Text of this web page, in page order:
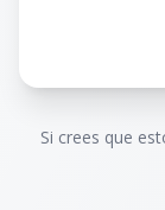
Si crees que